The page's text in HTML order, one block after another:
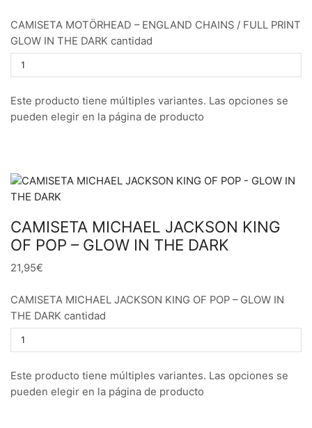
CAMISETA MOTÖRHEAD – ENGLAND CHAINS / FULL PRINT
GLOW IN THE DARK cantidad
Este producto tiene múltiples variantes. Las opciones se
pueden elegir en la página de producto
CAMISETA MICHAEL JACKSON KING
OF POP – GLOW IN THE DARK
21,95€
CAMISETA MICHAEL JACKSON KING OF POP – GLOW IN
THE DARK cantidad
Este producto tiene múltiples variantes. Las opciones se
pueden elegir en la página de producto